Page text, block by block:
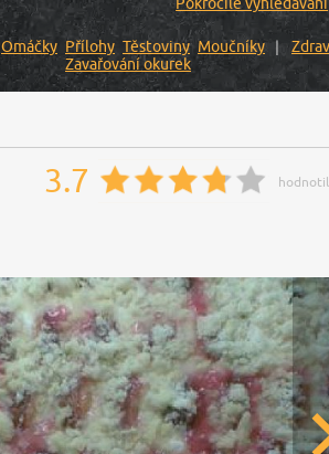
Omáčky Přílohy Těstoviny Moučníky
Zavařování okurek
3.7